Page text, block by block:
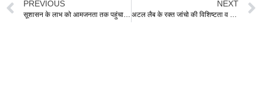
s
e
er gr
e
PREVIOUS
सूशासन के लाभ को आमजनता तक पहुंचाने पार्षद ने किया संस्कारिक पहल, घर घर दिये पिले चावल का आमंत्रण
NEXT
अटल लैब के रक्त जांचो की विशिष्टता व त्वरित व्यवस्था से वाकिफ हुए जनप्रतिनिधिगण